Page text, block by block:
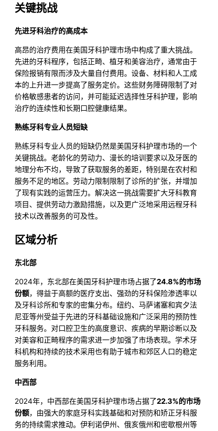
关键挑战
先进牙科治疗的高成本
高昂的治疗费用在美国牙科护理市场中构成了重大挑战。
先进的牙科程序，包括正畸、植牙和美容治疗，通常由于
保险报销有限而涉及大量自付费用。设备、材料和人工成
本的上升进一步提高了服务定价。这些财务障碍限制了对
价格敏感患者的访问，并可能延迟选择性牙科护理，影响
治疗的连续性和长期口腔健康结果。
熟练牙科专业人员短缺
熟练牙科专业人员的短缺仍然是美国牙科护理市场的一个
关键挑战。老龄化的劳动力、漫长的培训要求以及牙医的
地理分布不均，导致了获取服务的差距，特别是在农村和
服务不足的地区。劳动力限制限制了诊所的扩张，并增加
了现有实践的运营压力。解决这一挑战需要扩大牙科教育
项目、提供劳动力激励措施，以及更广泛地采用远程牙科
技术以改善服务的可及性。
区域分析
东北部
2024年，东北部在美国牙科护理市场占据了24.8%的市场
份额，得益于高额的医疗支出、强劲的牙科保险渗透率以
及牙科诊所和专家的密集分布。纽约、马萨诸塞和宾夕法
尼亚等州受益于先进的牙科基础设施和广泛采用的预防性
牙科服务。对口腔卫生的高度意识、疾病的早期诊断以及
对美容和正畸程序的需求进一步加强了市场表现。学术牙
科机构和持续的技术采用也有助于城市和郊区人口的稳定
服务利用。
中西部
2024年，中西部在美国牙科护理市场占据了22.3%的市场
份额，由强大的家庭牙科实践基础和对预防和矫正牙科服
务的持续需求推动。伊利诺伊州、俄亥俄州和密歇根州等